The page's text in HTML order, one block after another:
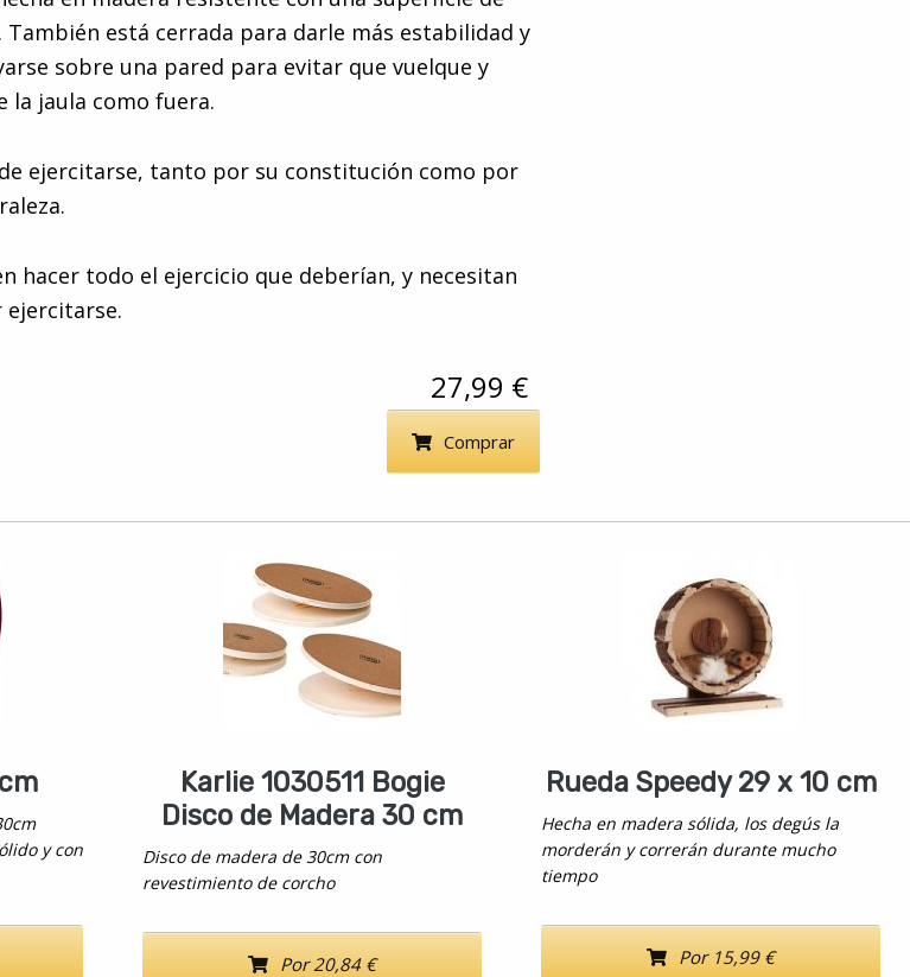
está cerrada para darle más estabilidad y
sobre una pared para evitar que vuelque y
la jaula como fuera.
ejercitarse, tanto por su constitución como por
hacer todo el ejercicio que deberían, y necesitan
ejercitarse.
27,99 €
Comprar
y con
Karlie 1030511 Bogie
Disco de Madera 30 cm
Disco de madera de 30cm con
revestimiento de corcho
Por 20,84 €
Rueda Speedy 29 x 10 cm
Hecha en madera sólida, los degús la
morderán y correrán durante mucho
tiempo
Por 15,99 €